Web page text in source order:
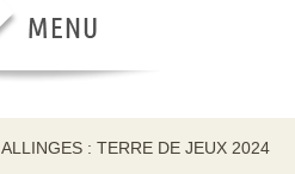
ALLINGES : TERRE DE JEUX 2024